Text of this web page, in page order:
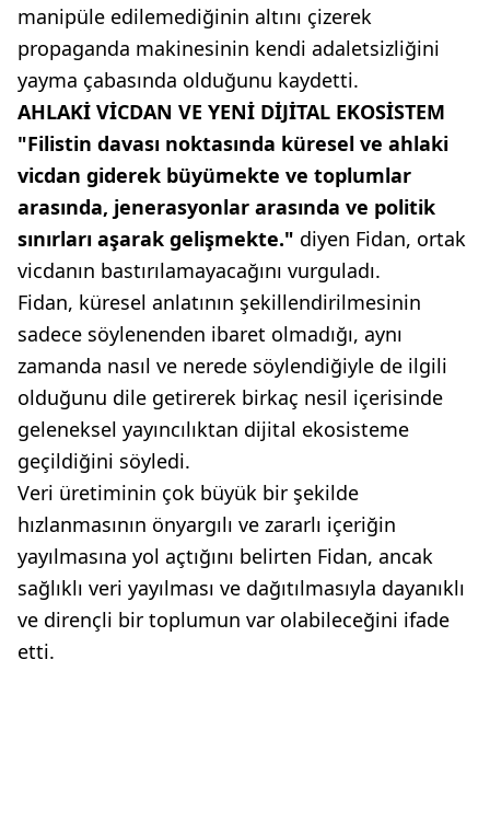
manipüle edilemediğinin altını çizerek
propaganda makinesinin kendi adaletsizliğini
yayma çabasında olduğunu kaydetti.
AHLAKİ VİCDAN VE YENİ DİJİTAL EKOSİSTEM
"Filistin davası noktasında küresel ve ahlaki
vicdan giderek büyümekte ve toplumlar
arasında, jenerasyonlar arasında ve politik
sınırları aşarak gelişmekte." diyen Fidan, ortak
vicdanın bastırılamayacağını vurguladı.
Fidan, küresel anlatının şekillendirilmesinin
sadece söylenenden ibaret olmadığı, aynı
zamanda nasıl ve nerede söylendiğiyle de ilgili
olduğunu dile getirerek birkaç nesil içerisinde
geleneksel yayıncılıktan dijital ekosisteme
geçildiğini söyledi.
Veri üretiminin çok büyük bir şekilde
hızlanmasının önyargılı ve zararlı içeriğin
yayılmasına yol açtığını belirten Fidan, ancak
sağlıklı veri yayılması ve dağıtılmasıyla dayanıklı
ve dirençli bir toplumun var olabileceğini ifade
etti.